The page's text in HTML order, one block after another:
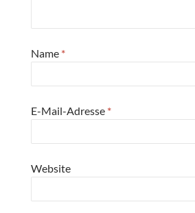
Name *
E-Mail-Adresse *
Website